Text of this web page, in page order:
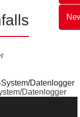
Datenlogger